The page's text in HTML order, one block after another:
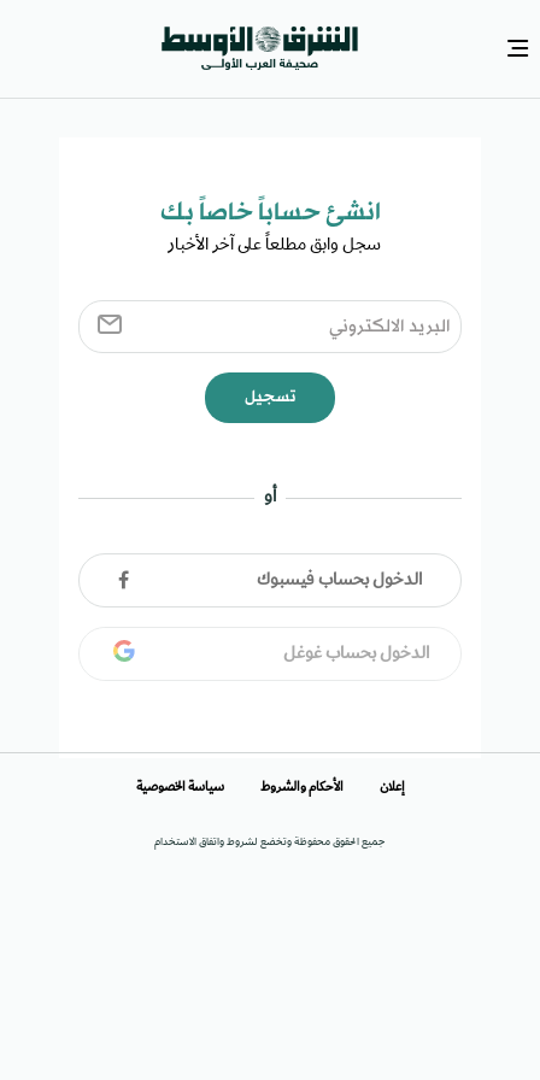
انشئ حساباً خاصاً بك​
سجل وابق مطلعاً على آخر الأخبار ​
تسجيل
أو
الدخول بحساب فيسبوك
الدخول بحساب غوغل
جميع الحقوق محفوظة وتخضع لشروط واتفاق الاستخدام
إعلان الأحكام والشروط سياسة الخصوصية